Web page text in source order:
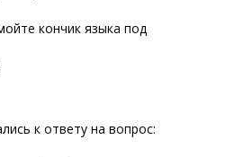
кончик языка под
к ответу на вопрос: